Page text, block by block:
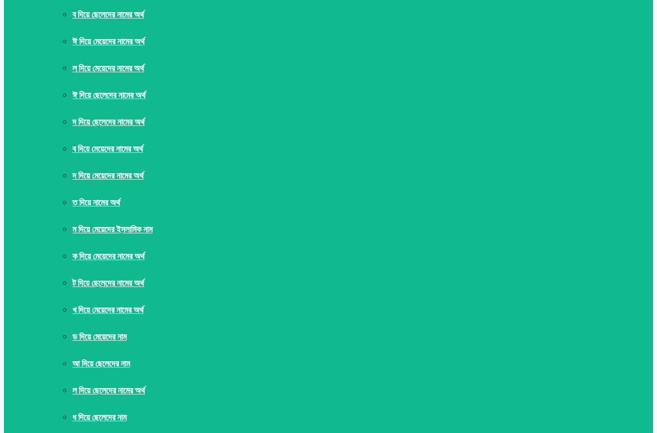
ব দিয়ে ছেলেদের নামের অর্থ
ঈ দিয়ে মেয়েদের নামের অর্থ
ল দিয়ে মেয়েদের নামের অর্থ
ঈ দিয়ে ছেলেদের নামের অর্থ
দ দিয়ে ছেলেদের নামের অর্থ
ব দিয়ে মেয়েদের নামের অর্থ
দ দিয়ে মেয়েদের নামের অর্থ
ত দিয়ে নামের অর্থ
ম দিয়ে মেয়েদের ইসলামিক নাম
ক দিয়ে মেয়েদের নামের অর্থ
ট দিয়ে ছেলেদের নামের অর্থ
খ দিয়ে মেয়েদের নামের অর্থ
ড দিয়ে মেয়েদের নাম
আ দিয়ে ছেলেদের নাম
ল দিয়ে ছেলেদের নামের অর্থ
ধ দিয়ে ছেলেদের নাম